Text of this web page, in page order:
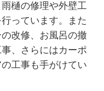
樋の修理や外壁工
っています。また
改修、お風呂の撤
、さらにはカーポ
工事も手がけてい